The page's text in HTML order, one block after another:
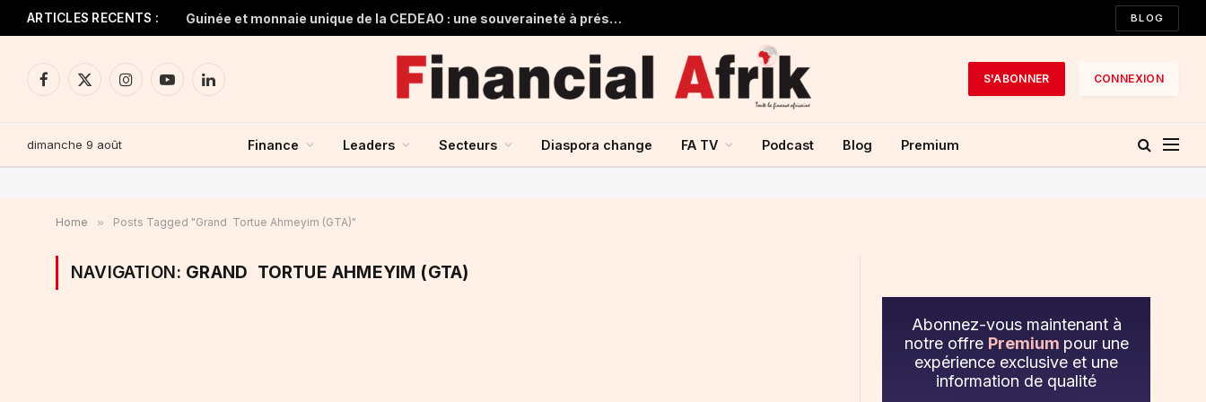
ARTICLES RECENTS : Guinée et monnaie unique de la CEDEAO : une souveraineté à préserver, une intégration à repenser BLOG
Facebook
X
InstagramYouTubeLinkedIn
S'ABONNER CONNEXION
dimanche 9 août Finance Leaders Secteurs Diaspora change FA TV Podcast Blog Premium
Home » Posts Tagged "Grand Tortue Ahmeyim (GTA)"
NAVIGATION: GRAND TORTUE AHMEYIM (GTA)
Abonnez-vous maintenant à
notre offre Premium pour une
expérience exclusive et une
information de qualité